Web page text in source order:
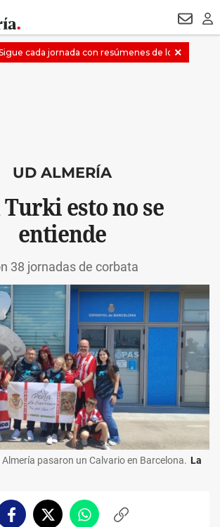
DRON UDA
UD ALMERÍA
Turki esto no se
entiende
38 jornadas de corbata
pasaron un Calvario en Barcelona. La
FacebookTwitterWhatsappCopiar